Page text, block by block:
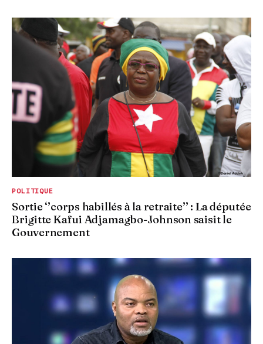
POLITIQUE
Sortie ‘’corps habillés à la retraite’’ : La députée
Brigitte Kafui Adjamagbo-Johnson saisit le
Gouvernement